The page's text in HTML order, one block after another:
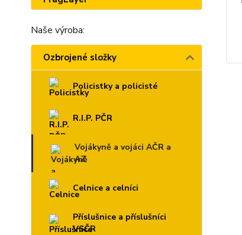
Naše výroba:
Ozbrojené složky
Policistky a policisté
R.I.P. PČR
Vojákyně a vojáci AČR a
AZ
Celnice a celníci
Příslušnice a příslušníci
VSČR